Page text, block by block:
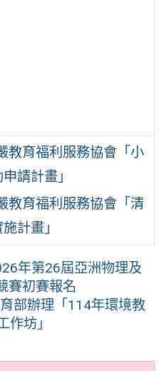
教育福利服務協會「小
請計畫」
教育福利服務協會「清
計畫」
年第26屆亞洲物理及
賽初賽報名
部辦理「114年環境教
作坊」